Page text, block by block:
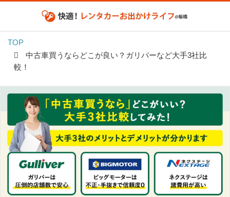
TOP
中古車買うならどこが良い？ガリバーなど大手3社比
較！